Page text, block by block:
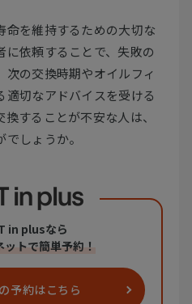
命を維持するための大切な
に依頼することで、失敗の
次の交換時期やオイルフィ
切なアドバイスを受ける
することが不安な人は、
しょうか。
in plusなら
トで簡単予約！
予約はこちら